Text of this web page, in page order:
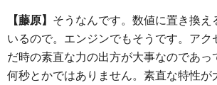
【藤原】 そうなんです。数値に置き換え
いるので。エンジンでもそうです。アク
だ時の素直な力の出方が大事なのであっ
何秒とかではありません。素直な特性が